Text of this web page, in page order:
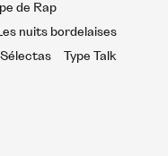
de Rap
Les nuits bordelaises
Sélectas Type Talk